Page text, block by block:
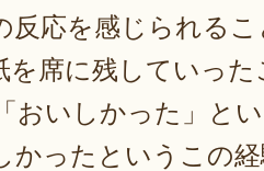
反応を感じられる
を席に残していっ
おいしかった」と
かったというこの